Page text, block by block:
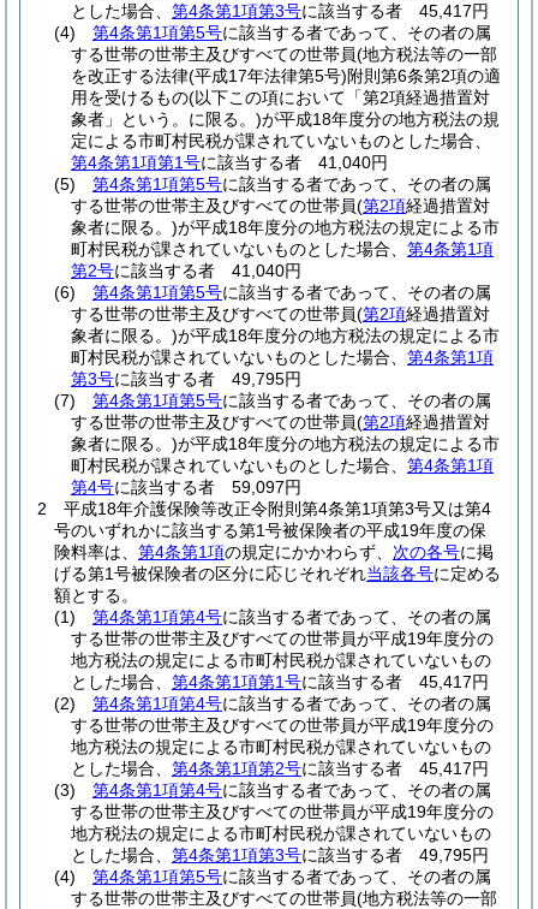
とした場合、 第4条第1項第3号に該当する者 45,417円
(4)
第4条第1項第5号に該当する者であって、その者の属
する世帯の世帯主及びすべての世帯員(地方税法等の一部
を改正する法律(平成17年法律第5号)附則第6条第2項の適
用を受けるもの(以下この項において「第2項経過措置対
象者」という。に限る。)が平成18年度分の地方税法の規
定による市町村民税が課されていないものとした場合、
第4条第1項第1号に該当する者 41,040円
(5)
第4条第1項第5号に該当する者であって、その者の属
する世帯の世帯主及びすべての世帯員(第2項経過措置対
象者に限る。)が平成18年度分の地方税法の規定による市
町村民税が課されていないものとした場合、 第4条第1項
第2号に該当する者 41,040円
(6)
第4条第1項第5号に該当する者であって、その者の属
する世帯の世帯主及びすべての世帯員(第2項経過措置対
象者に限る。)が平成18年度分の地方税法の規定による市
町村民税が課されていないものとした場合、 第4条第1項
第3号に該当する者 49,795円
(7)
第4条第1項第5号に該当する者であって、その者の属
する世帯の世帯主及びすべての世帯員(第2項経過措置対
象者に限る。)が平成18年度分の地方税法の規定による市
町村民税が課されていないものとした場合、 第4条第1項
第4号に該当する者 59,097円
2
平成18年介護保険等改正令附則第4条第1項第3号又は第4
号のいずれかに該当する第1号被保険者の平成19年度の保
険料率は、 第4条第1項の規定にかかわらず、 次の各号に掲
げる第1号被保険者の区分に応じそれぞれ当該各号に定める
額とする。
(1)
第4条第1項第4号に該当する者であって、その者の属
する世帯の世帯主及びすべての世帯員が平成19年度分の
地方税法の規定による市町村民税が課されていないもの
とした場合、 第4条第1項第1号に該当する者 45,417円
(2)
第4条第1項第4号に該当する者であって、その者の属
する世帯の世帯主及びすべての世帯員が平成19年度分の
地方税法の規定による市町村民税が課されていないもの
とした場合、 第4条第1項第2号に該当する者 45,417円
(3)
第4条第1項第4号に該当する者であって、その者の属
する世帯の世帯主及びすべての世帯員が平成19年度分の
地方税法の規定による市町村民税が課されていないもの
とした場合、 第4条第1項第3号に該当する者 49,795円
(4)
第4条第1項第5号に該当する者であって、その者の属
する世帯の世帯主及びすべての世帯員(地方税法等の一部